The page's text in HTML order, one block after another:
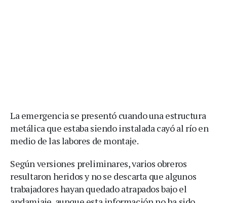
La emergencia se presentó cuando una estructura
metálica que estaba siendo instalada cayó al río en
medio de las labores de montaje.
Según versiones preliminares, varios obreros
resultaron heridos y no se descarta que algunos
trabajadores hayan quedado atrapados bajo el